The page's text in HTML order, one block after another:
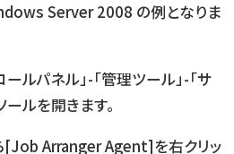
Server 2008 の例となりま
ルパネル」-「管理ツール」-「サ
ルを開きます。
Arranger Agent]を右クリッ